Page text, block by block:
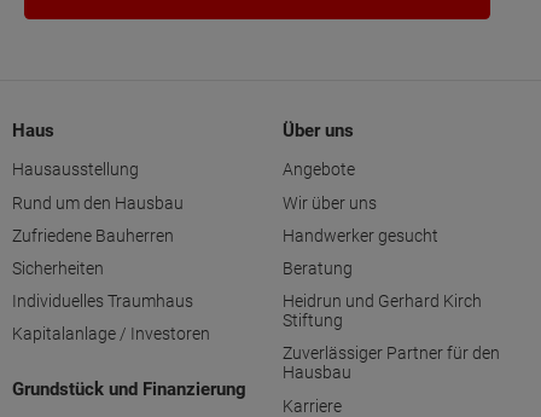
Haus
Hausausstellung
Rund um den Hausbau
Zufriedene Bauherren
Sicherheiten
Individuelles Traumhaus
Kapitalanlage / Investoren
Grundstück und Finanzierung
Über uns
Angebote
Wir über uns
Handwerker gesucht
Beratung
Heidrun und Gerhard Kirch
Stiftung
Zuverlässiger Partner für den
Hausbau
Karriere